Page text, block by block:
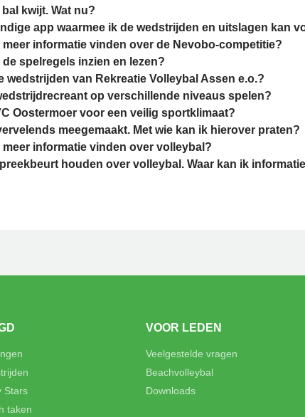
kwijt. Wat nu?
app waarmee ik de wedstrijden en uitslagen kan
meer informatie vinden over de Nevobo-competitie?
de spelregels inzien en lezen?
wedstrijden van Rekreatie Volleybal Assen e.o.?
op verschillende niveaus spelen?
Oostermoer voor een veilig sportklimaat?
meegemaakt. Met wie kan ik hierover praten?
meer informatie vinden over volleybal?
houden over volleybal. Waar kan ik
Stars
taken
VOOR LEDEN
Veelgestelde vragen
Beachvolleybal
Downloads